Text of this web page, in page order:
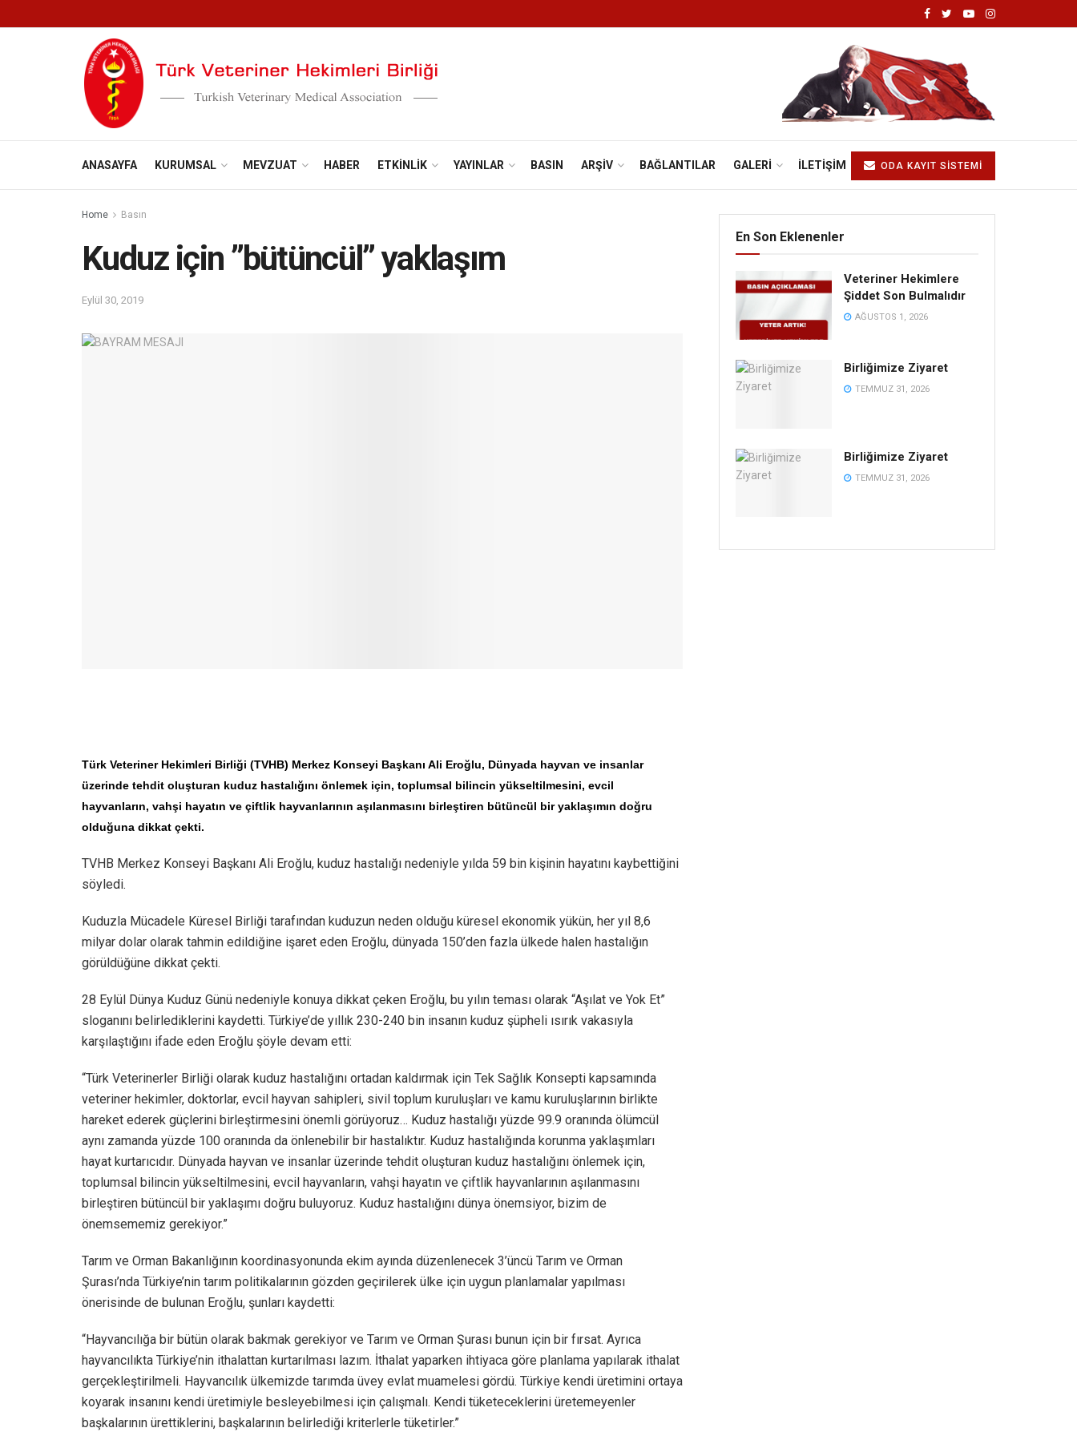
ANASAYFA KURUMSAL MEVZUAT HABER ETKINLIK YAYINLAR BASIN ARŞIV BAĞLANTILAR GALERI İLETIŞIM ODA KAYIT SİSTEMİ
Home Basın
Kuduz için ”bütüncül” yaklaşım
Eylül 30, 2019
Türk Veteriner Hekimleri Birliği (TVHB) Merkez Konseyi Başkanı Ali Eroğlu, Dünyada hayvan ve insanlar
üzerinde tehdit oluşturan kuduz hastalığını önlemek için, toplumsal bilincin yükseltilmesini, evcil
hayvanların, vahşi hayatın ve çiftlik hayvanlarının aşılanmasını birleştiren bütüncül bir yaklaşımın doğru
olduğuna dikkat çekti.
TVHB Merkez Konseyi Başkanı Ali Eroğlu, kuduz hastalığı nedeniyle yılda 59 bin kişinin hayatını kaybettiğini
söyledi.
Kuduzla Mücadele Küresel Birliği tarafından kuduzun neden olduğu küresel ekonomik yükün, her yıl 8,6
milyar dolar olarak tahmin edildiğine işaret eden Eroğlu, dünyada 150’den fazla ülkede halen hastalığın
görüldüğüne dikkat çekti.
28 Eylül Dünya Kuduz Günü nedeniyle konuya dikkat çeken Eroğlu, bu yılın teması olarak “Aşılat ve Yok Et”
sloganını belirlediklerini kaydetti. Türkiye’de yıllık 230-240 bin insanın kuduz şüpheli ısırık vakasıyla
karşılaştığını ifade eden Eroğlu şöyle devam etti:
“Türk Veterinerler Birliği olarak kuduz hastalığını ortadan kaldırmak için Tek Sağlık Konsepti kapsamında
veteriner hekimler, doktorlar, evcil hayvan sahipleri, sivil toplum kuruluşları ve kamu kuruluşlarının birlikte
hareket ederek güçlerini birleştirmesini önemli görüyoruz… Kuduz hastalığı yüzde 99.9 oranında ölümcül
aynı zamanda yüzde 100 oranında da önlenebilir bir hastalıktır. Kuduz hastalığında korunma yaklaşımları
hayat kurtarıcıdır. Dünyada hayvan ve insanlar üzerinde tehdit oluşturan kuduz hastalığını önlemek için,
toplumsal bilincin yükseltilmesini, evcil hayvanların, vahşi hayatın ve çiftlik hayvanlarının aşılanmasını
birleştiren bütüncül bir yaklaşımı doğru buluyoruz. Kuduz hastalığını dünya önemsiyor, bizim de
önemsememiz gerekiyor.”
Tarım ve Orman Bakanlığının koordinasyonunda ekim ayında düzenlenecek 3’üncü Tarım ve Orman
Şurası’nda Türkiye’nin tarım politikalarının gözden geçirilerek ülke için uygun planlamalar yapılması
önerisinde de bulunan Eroğlu, şunları kaydetti:
“Hayvancılığa bir bütün olarak bakmak gerekiyor ve Tarım ve Orman Şurası bunun için bir fırsat. Ayrıca
hayvancılıkta Türkiye’nin ithalattan kurtarılması lazım. İthalat yaparken ihtiyaca göre planlama yapılarak ithalat
gerçekleştirilmeli. Hayvancılık ülkemizde tarımda üvey evlat muamelesi gördü. Türkiye kendi üretimini ortaya
koyarak insanını kendi üretimiyle besleyebilmesi için çalışmalı. Kendi tüketeceklerini üretemeyenler
başkalarının ürettiklerini, başkalarının belirlediği kriterlerle tüketirler.”
En Son Eklenenler
Veteriner Hekimlere
Şiddet Son Bulmalıdır
AĞUSTOS 1, 2026
Birliğimize Ziyaret
TEMMUZ 31, 2026
Birliğimize Ziyaret
TEMMUZ 31, 2026